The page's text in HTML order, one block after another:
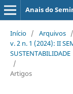
Início / Arquivos /
v. 2 n. 1 (2024): II
SUSTENTABILIDADE
/
Artigos